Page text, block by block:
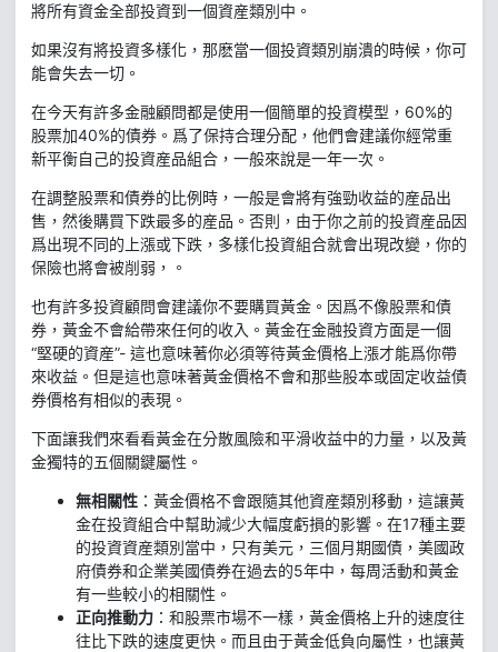
將所有資金全部投資到一個資産類別中。
如果沒有將投資多樣化，那麽當一個投資類別崩潰的時候，你可
能會失去一切。
在今天有許多金融顧問都是使用一個簡單的投資模型，60%的
股票加40%的債券。爲了保持合理分配，他們會建議你經常重
新平衡自己的投資産品組合，一般來說是一年一次。
在調整股票和債券的比例時，一般是會將有強勁收益的産品出
售，然後購買下跌最多的産品。否則，由于你之前的投資産品因
爲出現不同的上漲或下跌，多樣化投資組合就會出現改變，你的
保險也將會被削弱，。
也有許多投資顧問會建議你不要購買黃金。因爲不像股票和債
券，黃金不會給帶來任何的收入。黃金在金融投資方面是一個
“堅硬的資産”- 這也意味著你必須等待黃金價格上漲才能爲你帶
來收益。但是這也意味著黃金價格不會和那些股本或固定收益債
券價格有相似的表現。
下面讓我們來看看黃金在分散風險和平滑收益中的力量，以及黃
金獨特的五個關鍵屬性。
無相關性 ：黃金價格不會跟隨其他資産類別移動，這讓黃
金在投資組合中幫助減少大幅度虧損的影響。在17種主要
的投資資産類別當中，只有美元，三個月期國債，美國政
府債券和企業美國債券在過去的5年中，每周活動和黃金
有一些較小的相關性。
正向推動力 ：和股票市場不一樣，黃金價格上升的速度往
往比下跌的速度更快。而且由于黃金低負向屬性，也讓黃